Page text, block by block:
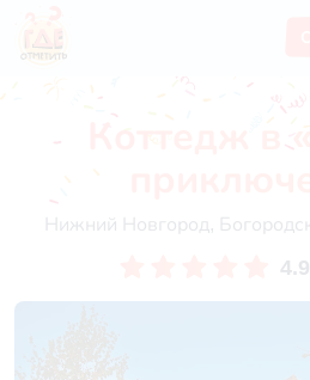
Коттедж в
Нижний Новгород,
4.9